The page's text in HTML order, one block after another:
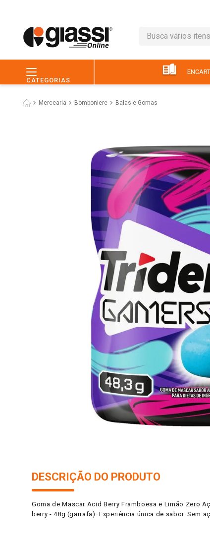
Busca vários itens
CATEGORIAS
Mercearia Bomboniere Balas e Gomas
DESCRIÇÃO DO PRODUTO
Goma de Mascar Acid Berry Framboesa e Limão Zero
berry - 48g (garrafa). Experiência única de sabor. Sem
café
3º
6º macarrão
7º arroz
pão
9º ovo
10